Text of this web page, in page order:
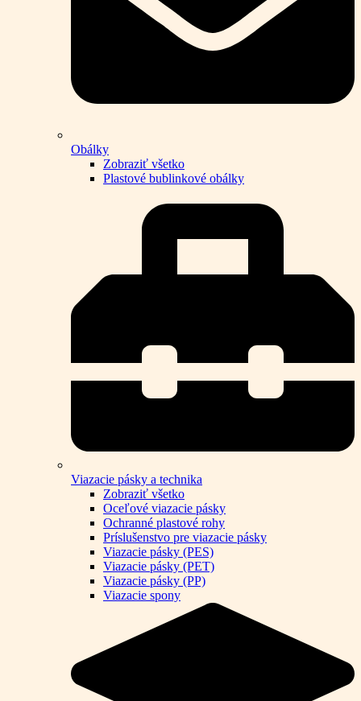
Obálky
Zobraziť všetko
Plastové bublinkové obálky
Viazacie pásky a technika
Zobraziť všetko
Oceľové viazacie pásky
Ochranné plastové rohy
Príslušenstvo pre viazacie pásky
Viazacie pásky (PES)
Viazacie pásky (PET)
Viazacie pásky (PP)
Viazacie spony